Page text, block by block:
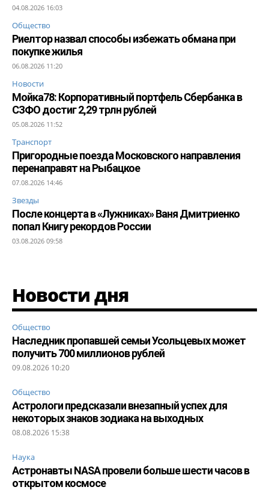
04.08.2026 16:03
Общество
Риелтор назвал способы избежать обмана при
покупке жилья
06.08.2026 11:20
Новости
Мойка78: Корпоративный портфель Сбербанка в
СЗФО достиг 2,29 трлн рублей
05.08.2026 11:52
Транспорт
Пригородные поезда Московского направления
перенаправят на Рыбацкое
07.08.2026 14:46
Звезды
После концерта в «Лужниках» Ваня Дмитриенко
попал Книгу рекордов России
03.08.2026 09:58
Новости дня
Общество
Наследник пропавшей семьи Усольцевых может
получить 700 миллионов рублей
09.08.2026 10:20
Общество
Астрологи предсказали внезапный успех для
некоторых знаков зодиака на выходных
08.08.2026 15:38
Наука
Астронавты NASA провели больше шести часов в
открытом космосе